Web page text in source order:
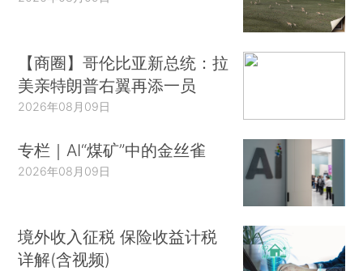
【商圈】哥伦比亚新总统：拉
美亲特朗普右翼再添一员
2026年08月09日
专栏｜AI“煤矿”中的金丝雀
2026年08月09日
境外收入征税 保险收益计税
详解(含视频)